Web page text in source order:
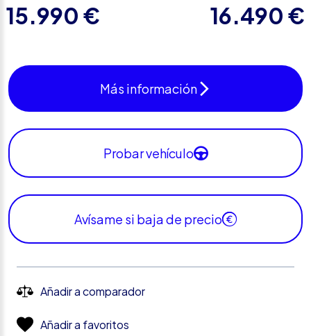
15.990 € 16.490 €
Más información
Probar vehículo
Avísame si baja de precio
Añadir a comparador
Añadir a favoritos